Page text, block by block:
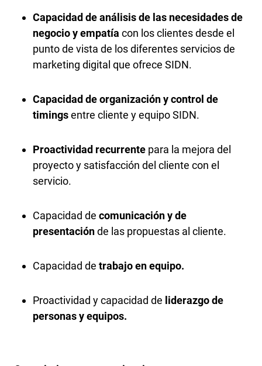
Capacidad de análisis de las necesidades de
negocio y empatía con los clientes desde el
punto de vista de los diferentes servicios de
marketing digital que ofrece SIDN.
Capacidad de organización y control de
timingsentre cliente y equipo SIDN.
Proactividad recurrente para la mejora del
proyecto y satisfacción del cliente con el
servicio.
Capacidad de comunicación y de
presentaciónde las propuestas al cliente.
Capacidad de trabajo en equipo.
Proactividad y capacidad de liderazgo de
personas y equipos.